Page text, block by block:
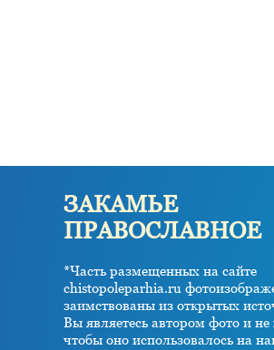
ЗАКАМЬЕ
ПРАВОСЛАВНОЕ
*Часть размещенных на сайте
chistopoleparhia.ru
заимствованы из открытых
Вы являетесь автором фото и не
чтобы оно использовалось на